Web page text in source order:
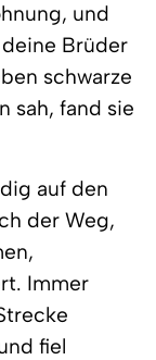
und
Brüder
schwarze
sah, fand sie
auf den
der Weg,
Immer
fiel